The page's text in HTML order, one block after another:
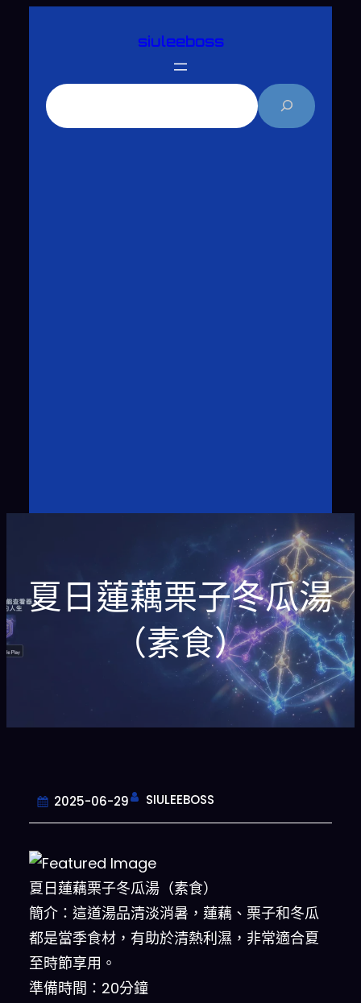
siuleeboss
夏日蓮藕栗子冬瓜湯
（素食）
2025-06-29 SIULEEBOSS
夏日蓮藕栗子冬瓜湯（素食）
簡介：這道湯品清淡消暑，蓮藕、栗子和冬瓜
都是當季食材，有助於清熱利濕，非常適合夏
至時節享用。
準備時間：20分鐘